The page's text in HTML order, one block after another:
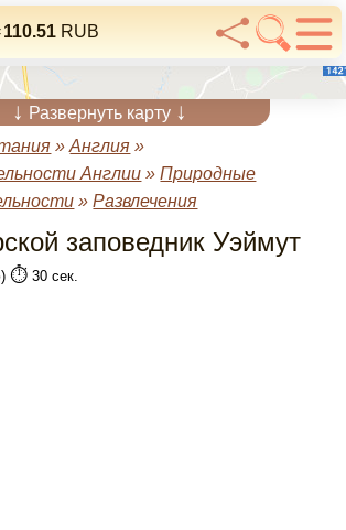
110.51 RUB
↓ Развернуть карту ↓
»Англия »
Англии »Природные
»Развлечения
заповедник Уэймут
⏱️ 30 сек.